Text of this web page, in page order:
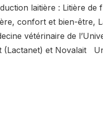
laitière : Litière
confort et bien-être,
vétérinaire de
(Lactanet) et Novalait